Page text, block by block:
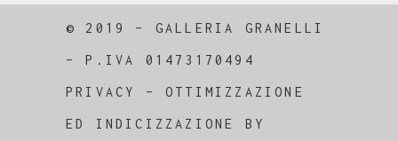
© 2019 – GALLERIA GRANELLI
–P.IVA 01473170494
PRIVACY –OTTIMIZZAZIONE
ED INDICIZZAZIONE BY